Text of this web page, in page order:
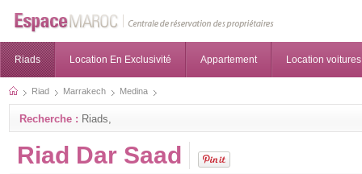
Riads Location En Exclusivité Appartement Location voitures
Riad Marrakech Medina
Recherche : Riads,
Riad Dar Saad